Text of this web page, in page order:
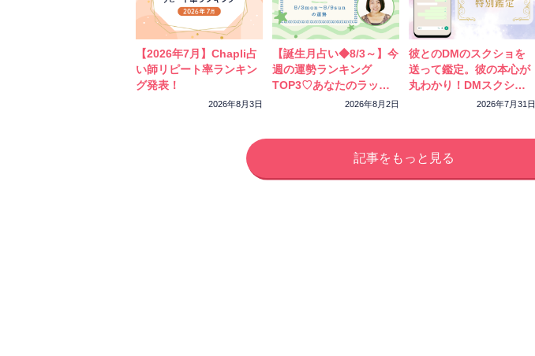
【2026年7月】Chapli占
い師リピート率ランキン
グ発表！
2026年8月3日
【誕生月占い◆8/3～】今
週の運勢ランキング
TOP3♡あなたのラッキ
ーカラーをチェック！
2026年8月2日
彼とのDMのスクショを
送って鑑定。彼の本心が
丸わかり！DMスクショ
特別鑑定をスタートしま
2026年7月31日
記事をもっと見る